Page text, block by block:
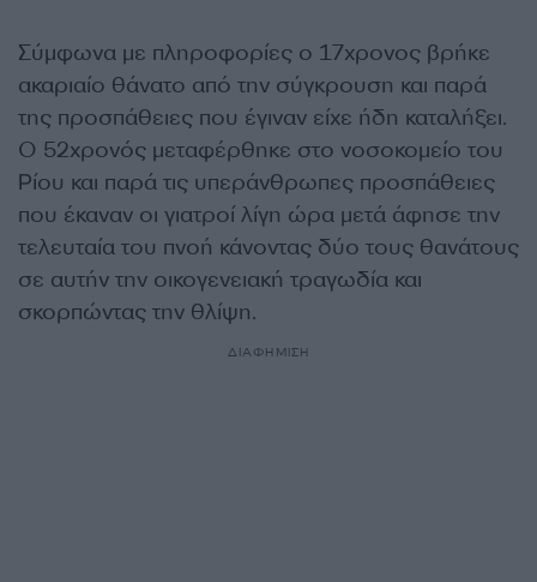
Σύμφωνα με πληροφορίες ο 17χρονος βρήκε
ακαριαίο θάνατο από την σύγκρουση και παρά
της προσπάθειες που έγιναν είχε ήδη καταλήξει.
Ο 52χρονός μεταφέρθηκε στο νοσοκομείο του
Ρίου και παρά τις υπεράνθρωπες προσπάθειες
που έκαναν οι γιατροί λίγη ώρα μετά άφησε την
τελευταία του πνοή κάνοντας δύο τους θανάτους
σε αυτήν την οικογενειακή τραγωδία και
σκορπώντας την θλίψη.
ΔΙΑΦΗΜΙΣΗ